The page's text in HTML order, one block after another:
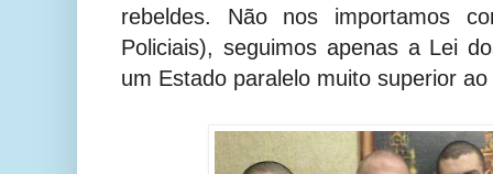
rebeldes. Não nos importamos
Policiais), seguimos apenas a Lei
um Estado paralelo muito superior ao